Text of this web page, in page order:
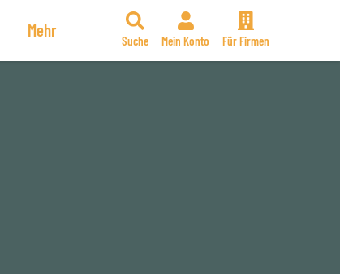
Mehr
Suche Mein Konto Für Firmen